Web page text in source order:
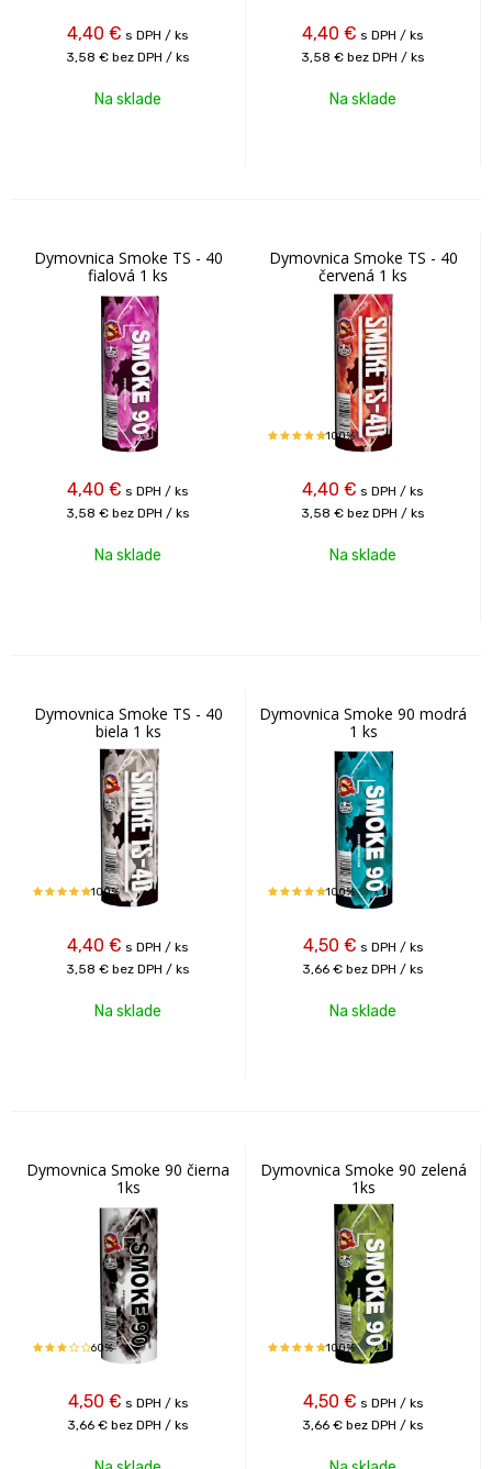
4,40 € s DPH / ks
3,58 € bez DPH / ks
Na sklade
4,40 € s DPH / ks
3,58 € bez DPH / ks
Na sklade
Dymovnica Smoke TS - 40
fialová 1 ks
4,40 € s DPH / ks
3,58 € bez DPH / ks
Na sklade
Dymovnica Smoke TS - 40
červená 1 ks
100%
4,40 € s DPH / ks
3,58 € bez DPH / ks
Na sklade
Dymovnica Smoke TS - 40
biela 1 ks
100%
4,40 € s DPH / ks
3,58 € bez DPH / ks
Na sklade
Dymovnica Smoke 90 modrá
1 ks
100%
4,50 € s DPH / ks
3,66 € bez DPH / ks
Na sklade
Dymovnica Smoke 90 čierna
1ks
60%
4,50 € s DPH / ks
3,66 € bez DPH / ks
Dymovnica Smoke 90 zelená
1ks
100%
4,50 € s DPH / ks
3,66 € bez DPH / ks